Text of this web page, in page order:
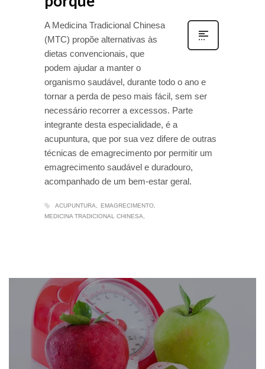
A Medicina Tradicional Chinesa
(MTC) propõe alternativas às
dietas convencionais, que
podem ajudar a manter o
organismo saudável, durante todo o ano e
tornar a perda de peso mais fácil, sem ser
necessário recorrer a excessos. Parte
integrante desta especialidade, é a
acupuntura, que por sua vez difere de outras
técnicas de emagrecimento por permitir um
emagrecimento saudável e duradouro,
acompanhado de um bem-estar geral.
ACUPUNTURA
EMAGRECIMENTO
MEDICINA TRADICIONAL CHINESA